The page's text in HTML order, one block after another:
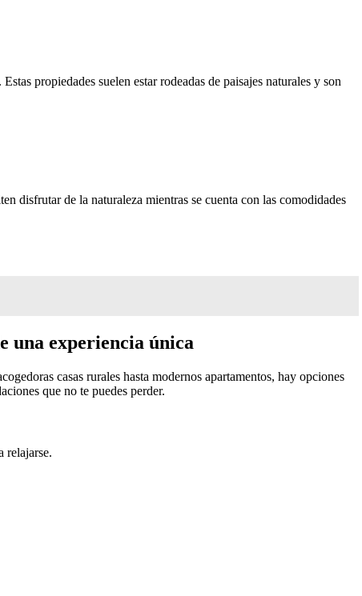
propiedades suelen estar rodeadas de paisajes naturales y son
disfrutar de la naturaleza mientras se cuenta con las comodidades
una experiencia única
casas rurales hasta modernos apartamentos, hay opciones
que no te puedes perder.
relajarse.